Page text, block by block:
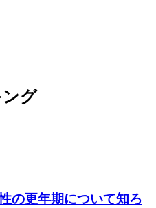
グ
の更年期について知ろ